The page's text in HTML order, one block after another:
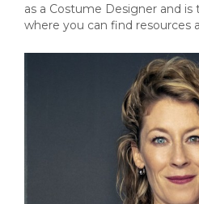
as a Costume Designer and is
where you can find resources